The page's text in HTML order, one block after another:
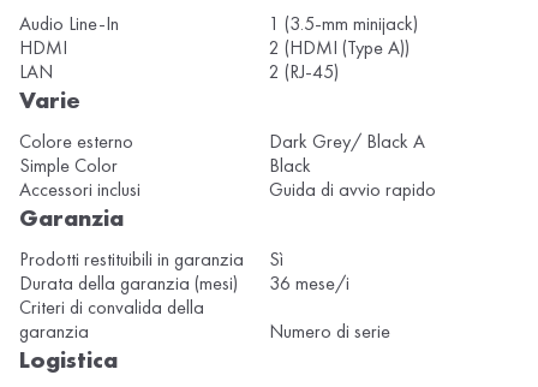
Audio Line-In
1 (3.5-mm minijack)
HDMI
2 (HDMI (Type A))
LAN
2 (RJ-45)
Varie
Colore esterno
Dark Grey/ Black A
Simple Color
Black
Accessori inclusi
Guida di avvio rapido
Garanzia
Prodotti restituibili in garanzia
Sì
Durata della garanzia (mesi)
36 mese/i
Criteri di convalida della
garanzia
Numero di serie
Logistica